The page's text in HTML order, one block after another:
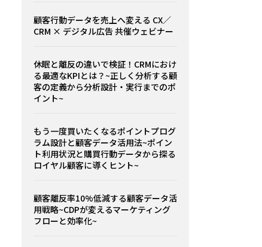
顧客行動データを売上へ変える CX／
CRM × デジタル広告 共催ウェビナー
休眠と離反の違いで検証！CRMにおけ
る最適なKPIとは？~正しく分析する顧
客の定義から分析設計・実行までのポ
イント~
もう一度買いたくなるポイントプログ
ラム設計と顧客データ活用法~ポイン
ト利用状況と購買行動データから探る
ロイヤル顧客に導くヒント~
顧客離反率10%低減する顧客データ活
用戦略~CDPが変えるマーケティング
フローと効率化~